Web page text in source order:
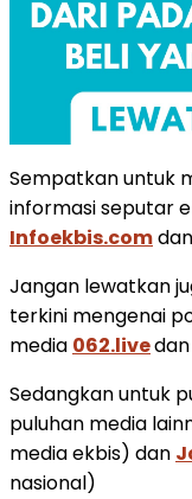
Sempatkan untuk
informasi seputar
Infoekbis.comdan
Jangan lewatkan
terkini mengenai
media 062.livedan
Sedangkan untuk
puluhan media
media ekbis) dan
nasional)